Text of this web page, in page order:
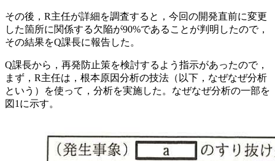
その後，R主任が詳細を調査すると，今回の開発直前に変更
した箇所に関係する欠陥が90%であることが判明したので，
その結果をQ課長に報告した。
Q課長から，再発防止策を検討するよう指示があったので，
まず，R主任は，根本原因分析の技法（以下，なぜなぜ分析
という）を使って，分析を実施した。なぜなぜ分析の一部を
図1に示す。